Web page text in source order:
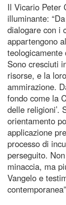
Il Vicario Peter
illuminante:
dialogare con i
appartengono
Sono cresciuti
risorse, e la
ammirazione.
fondo come la
delle religioni’.
orientamento
applicazione
processo di
perseguito.
minaccia, ma
Vangelo e